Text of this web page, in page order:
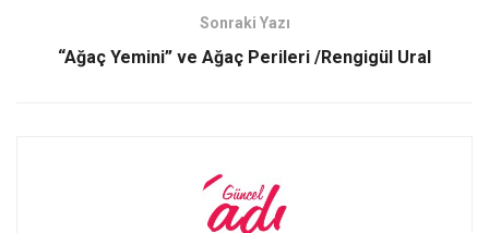
Sonraki Yazı
“Ağaç Yemini” ve Ağaç Perileri /Rengigül Ural